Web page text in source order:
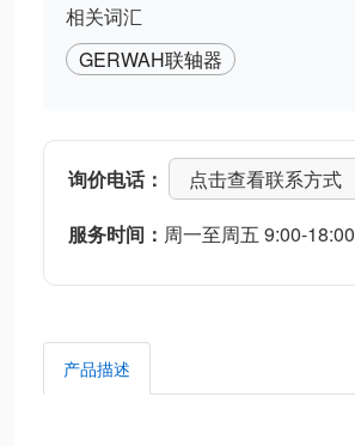
相关词汇
GERWAH联轴器
询价电话：
点击查看联系方式
服务时间： 周一至周五 9:00-18:00
产品描述